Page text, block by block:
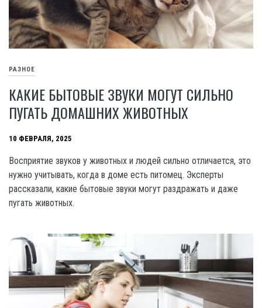
РАЗНОЕ
КАКИЕ БЫТОВЫЕ ЗВУКИ МОГУТ СИЛЬНО
ПУГАТЬ ДОМАШНИХ ЖИВОТНЫХ
10 ФЕВРАЛЯ, 2025
Восприятие звуков у животных и людей сильно отличается, это
нужно учитывать, когда в доме есть питомец. Эксперты
рассказали, какие бытовые звуки могут раздражать и даже
пугать животных.